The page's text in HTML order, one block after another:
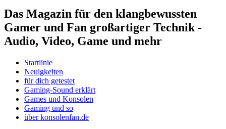
Das Magazin für den klangbewussten
Gamer und Fan großartiger Technik -
Audio, Video, Game und mehr
Startlinie
Neuigkeiten
für dich getestet
Gaming-Sound erklärt
Games und Konsolen
Gaming und so
über konsolenfan.de